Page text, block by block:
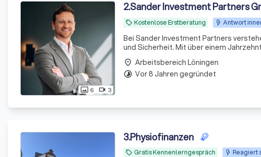
photo_size_select_actual 6 videocam 3
2.Sander Investment Partners
local_offer Kostenlose Erstberatung Antwort
Bei Sander Investment Partners
und Sicherheit. Mit über einem
aus Experten bieten wir
place Arbeitsbereich Löningen
timelapse Vor 8 Jahren gegründet
3.Physiofinanzen
local_offer Gratis Kennenlerngespräch Reagiert